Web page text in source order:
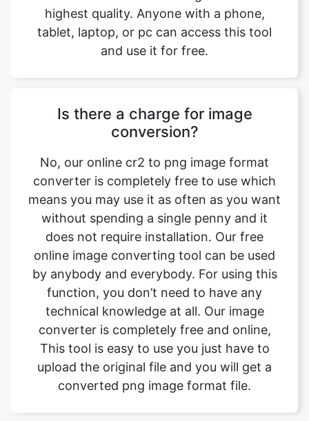
Is there a charge for image
converter is completely free to use which
means you may use it as often as you want
without spending a single penny and it
does not require installation. Our free
online image converting tool can be used
by anybody and everybody. For using this
function, you don’t need to have any
technical knowledge at all. Our image
converter is completely free and online,
This tool is easy to use you just have to
upload the original file and you will get a
converted png image format file.
Can this tool be used on any